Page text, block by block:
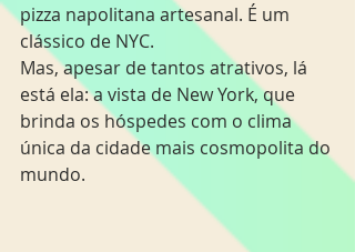
pizza napolitana artesanal. É um
clássico de NYC.
Mas, apesar de tantos atrativos, lá
está ela: a vista de New York, que
brinda os hóspedes com o clima
única da cidade mais cosmopolita do
mundo.